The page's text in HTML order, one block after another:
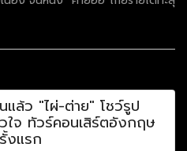
แล้ว "ไผ่-ต่าย" โชว์รูป
ใจ ทัวร์คอนเสิร์ตอังกฤษ
งแรก